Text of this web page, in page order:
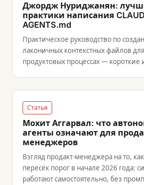
Джордж Нуриджанян:
практики написания
AGENTS.md
Практическое руководство по
лаконичных контекстных файлов
продуктовых процессах — короткие
Статья
Мохит Аггарвал: что
агенты означают для
менеджеров
Взгляд продакт-менеджера на то,
пересёк порог в начале 2026 года:
работают самостоятельно, без